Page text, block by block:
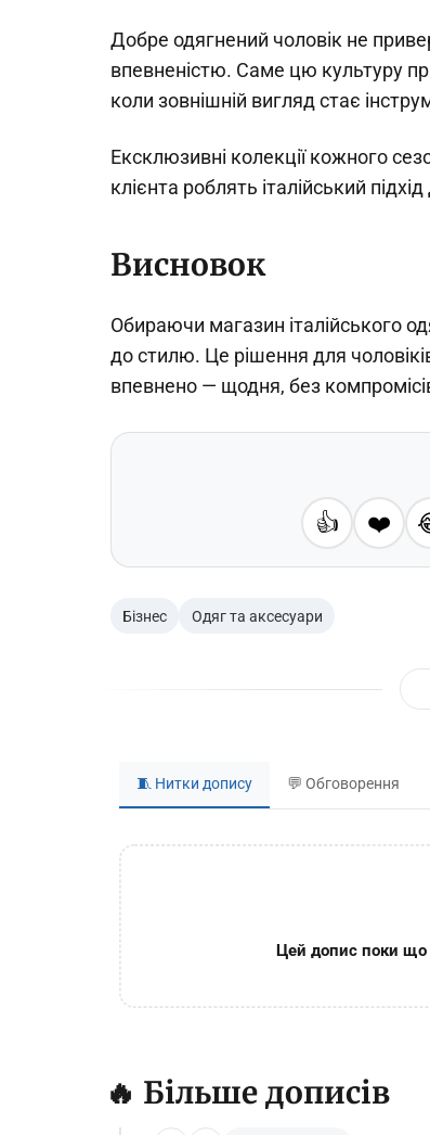
Добре одягнений чоловік не
впевненістю. Саме цю культуру
коли зовнішній вигляд стає
Ексклюзивні колекції кожного
клієнта роблять італійський
Висновок
Обираючи магазин італійського
до стилю. Це рішення для
впевнено — щодня, без
👍 ❤️
Бізнес Одяг та аксесуари
🧵 Нитки допису 💬 Обговорення
Цей допис поки що
🔥 Більше дописів